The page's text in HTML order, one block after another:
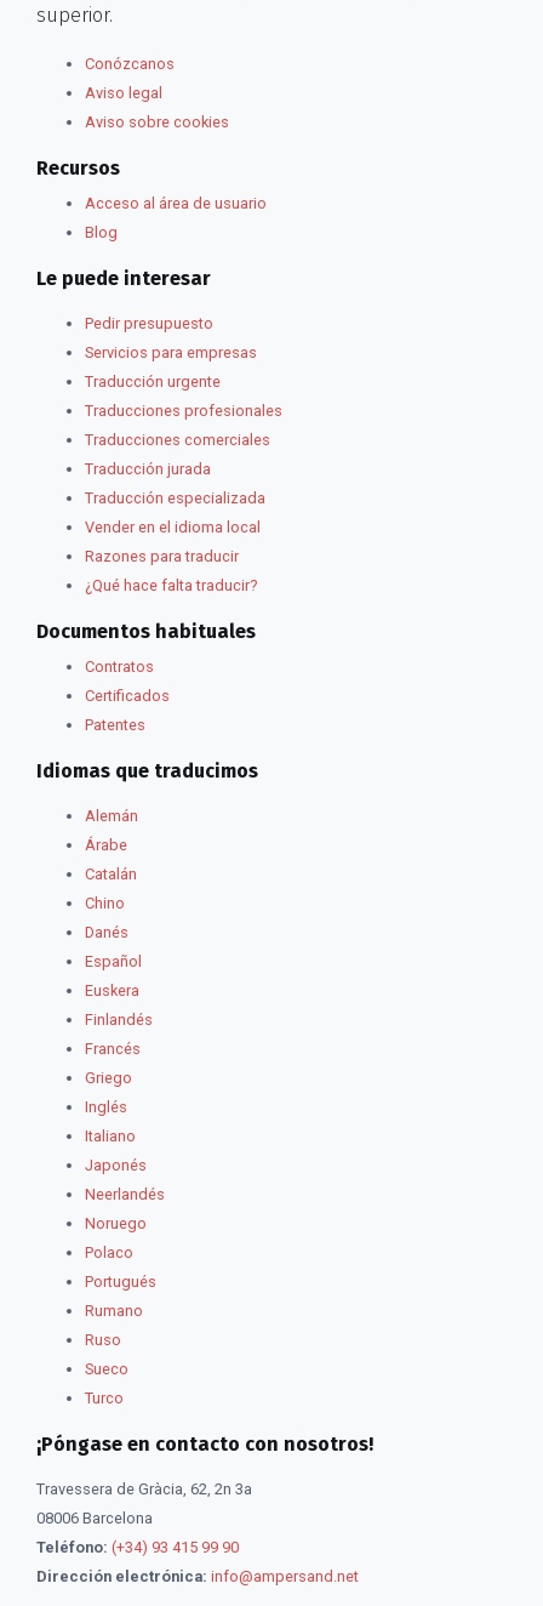
superior.
Conózcanos
Aviso legal
Aviso sobre cookies
Recursos
Acceso al área de usuario
Blog
Le puede interesar
Pedir presupuesto
Servicios para empresas
Traducción urgente
Traducciones profesionales
Traducciones comerciales
Traducción jurada
Traducción especializada
Vender en el idioma local
Razones para traducir
¿Qué hace falta traducir?
Documentos habituales
Contratos
Certificados
Patentes
Idiomas que traducimos
Alemán
Árabe
Catalán
Chino
Danés
Español
Euskera
Finlandés
Francés
Griego
Inglés
Italiano
Japonés
Neerlandés
Noruego
Polaco
Portugués
Rumano
Ruso
Sueco
Turco
¡Póngase en contacto con nosotros!
Travessera de Gràcia, 62, 2n 3a
08006 Barcelona
Teléfono: (+34) 93 415 99 90
Dirección electrónica: info@ampersand.net